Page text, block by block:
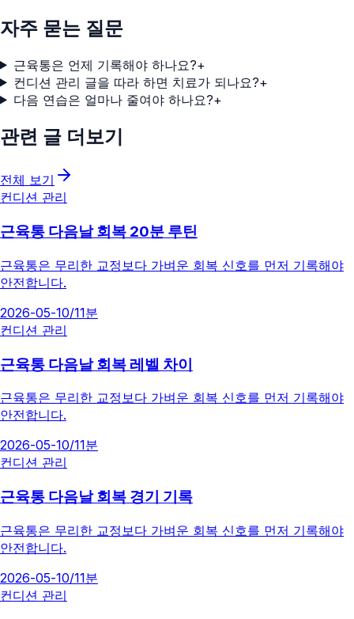
자주 묻는 질문
근육통은 언제 기록해야 하나요?+
컨디션 관리 글을 따라 하면 치료가 되나요?+
다음 연습은 얼마나 줄여야 하나요?+
관련 글 더보기
전체 보기
컨디션 관리
근육통 다음날 회복 20분 루틴
근육통은 무리한 교정보다 가벼운 회복 신호를 먼저 기록해야
안전합니다.
2026-05-10/11분
컨디션 관리
근육통 다음날 회복 레벨 차이
근육통은 무리한 교정보다 가벼운 회복 신호를 먼저 기록해야
안전합니다.
2026-05-10/11분
컨디션 관리
근육통 다음날 회복 경기 기록
근육통은 무리한 교정보다 가벼운 회복 신호를 먼저 기록해야
안전합니다.
2026-05-10/11분
컨디션 관리